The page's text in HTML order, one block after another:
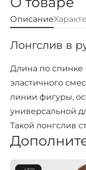
Описание
Лонгслив в
Длина по спинке
эластичного
линии фигуры,
универсальной
Такой лонгслив